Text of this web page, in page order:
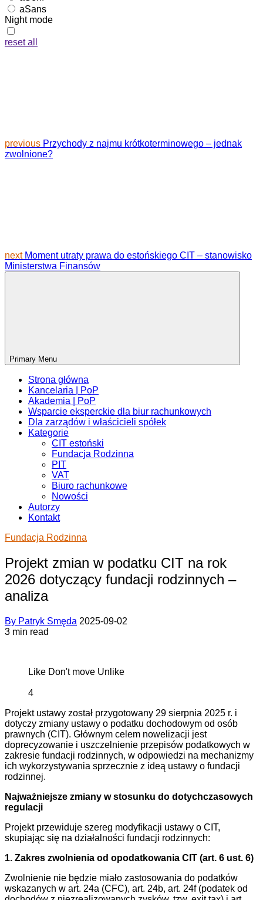
aSans
Night mode
reset all
previous Przychody z najmu krótkoterminowego – jednak
zwolnione?
nextMoment utraty prawa do estońskiego CIT – stanowisko
Ministerstwa Finansów
Primary Menu
Strona główna
Kancelaria | PoP
Akademia | PoP
Wsparcie eksperckie dla biur rachunkowych
Dla zarządów i właścicieli spółek
Kategorie
CIT estoński
Fundacja Rodzinna
PIT
VAT
Biuro rachunkowe
Nowości
Autorzy
Kontakt
Fundacja Rodzinna
Projekt zmian w podatku CIT na rok
2026 dotyczący fundacji rodzinnych –
analiza
By Patryk Smęda 2025-09-02
3 min read
Like Don't move Unlike
4
Projekt ustawy został przygotowany 29 sierpnia 2025 r. i
dotyczy zmiany ustawy o podatku dochodowym od osób
prawnych (CIT). Głównym celem nowelizacji jest
doprecyzowanie i uszczelnienie przepisów podatkowych w
zakresie fundacji rodzinnych, w odpowiedzi na mechanizmy
ich wykorzystywania sprzecznie z ideą ustawy o fundacji
rodzinnej.
Najważniejsze zmiany w stosunku do dotychczasowych
regulacji
Projekt przewiduje szereg modyfikacji ustawy o CIT,
skupiając się na działalności fundacji rodzinnych:
1. Zakres zwolnienia od opodatkowania CIT (art. 6 ust. 6)
Zwolnienie nie będzie miało zastosowania do podatków
wskazanych w art. 24a (CFC), art. 24b, art. 24f (podatek od